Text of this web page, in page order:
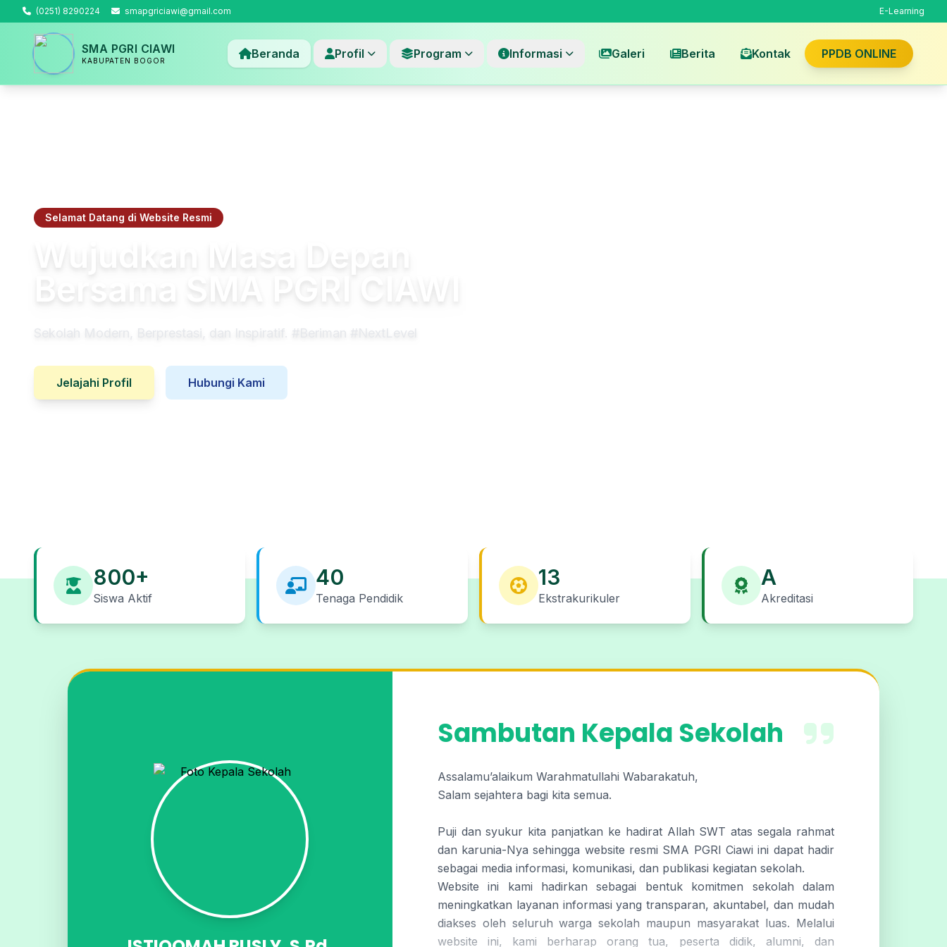
(0251) 8290224 smapgriciawi@gmail.com E-Learning
SMA PGRI CIAWI
KABUPATEN BOGOR Beranda Profil Program Informasi Galeri Berita Kontak PPDB ONLINE
Selamat Datang di Website Resmi
Wujudkan Masa Depan
Bersama SMA PGRI CIAWI
Sekolah Modern, Berprestasi, dan Inspiratif. #Beriman #NextLevel
Jelajahi Profil Hubungi Kami
800+
Siswa Aktif
40
Tenaga Pendidik
13
Ekstrakurikuler
A
Akreditasi
Sambutan Kepala Sekolah
Assalamu’alaikum Warahmatullahi Wabarakatuh,
Salam sejahtera bagi kita semua.
Puji dan syukur kita panjatkan ke hadirat Allah SWT atas segala rahmat
dan karunia-Nya sehingga website resmi SMA PGRI Ciawi ini dapat hadir
sebagai media informasi, komunikasi, dan publikasi kegiatan sekolah.
Website ini kami hadirkan sebagai bentuk komitmen sekolah dalam
meningkatkan layanan informasi yang transparan, akuntabel, dan mudah
diakses oleh seluruh warga sekolah maupun masyarakat luas. Melalui
website ini, kami berharap orang tua, peserta didik, alumni, dan